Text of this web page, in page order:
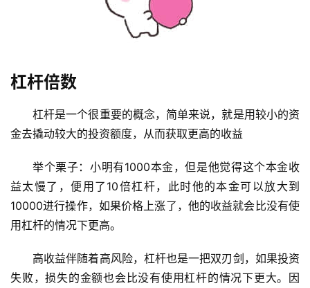
杠杆倍数
杠杆是一个很重要的概念，简单来说，就是用较小的资
金去撬动较大的投资额度，从而获取更高的收益
举个栗子：小明有1000本金，但是他觉得这个本金收
益太慢了，便用了10倍杠杆，此时他的本金可以放大到
10000进行操作，如果价格上涨了，他的收益就会比没有使
用杠杆的情况下更高。
高收益伴随着高风险，杠杆也是一把双刃剑 ，如果投资
失败，损失的金额也会比没有使用杠杆的情况下更大。因